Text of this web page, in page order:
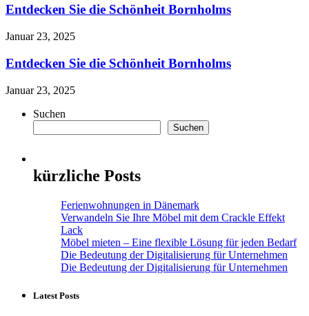
Entdecken Sie die Schönheit Bornholms
Januar 23, 2025
Entdecken Sie die Schönheit Bornholms
Januar 23, 2025
Suchen
Suchen
kürzliche Posts
Ferienwohnungen in Dänemark
Verwandeln Sie Ihre Möbel mit dem Crackle Effekt
Lack
Möbel mieten – Eine flexible Lösung für jeden Bedarf
Die Bedeutung der Digitalisierung für Unternehmen
Die Bedeutung der Digitalisierung für Unternehmen
Latest Posts